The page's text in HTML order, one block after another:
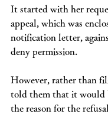
It started with her
appeal, which was
notification letter,
deny permission.
However, rather than
told them that it would
the reason for the